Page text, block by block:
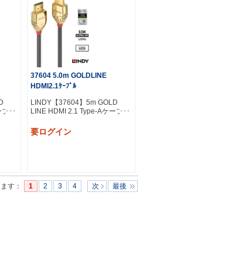
ル
37604 5.0m GOLDLINE
HDMI2.1ｹｰﾌﾞﾙ
LINDY【37604】5m GOLD
LINE HDMI 2.1 Type-Aケーブル
要ログイン
す ： 1 2 3 4 次 最後